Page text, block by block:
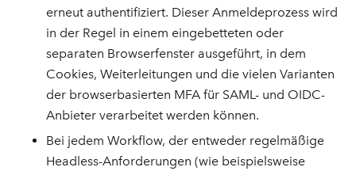
erneut authentifiziert. Dieser Anmeldeprozess wird
in der Regel in einem eingebetteten oder
separaten Browserfenster ausgeführt, in dem
Cookies, Weiterleitungen und die vielen Varianten
der browserbasierten MFA für SAML- und OIDC-
Anbieter verarbeitet werden können.
Bei jedem Workflow, der entweder regelmäßige
Headless-Anforderungen (wie beispielsweise